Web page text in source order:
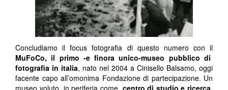
Concludiamo il focus fotografia di questo numero con il
MuFoCo, il primo -e finora unico-museo pubblico di
fotografia in italia, nato nel 2004 a Cinisello Balsamo, oggi
facente capo all’omonima Fondazione di partecipazione. Un
museo voluto in periferia come centro di studio e ricerca,